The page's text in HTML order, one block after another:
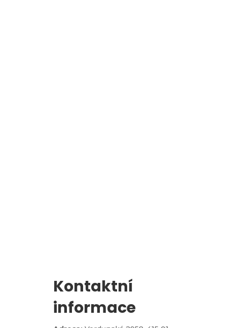
Kontaktní
informace